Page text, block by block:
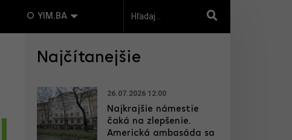
O YIM.BA
Najčítanejšie
26.07.2026 12:00
Najkrajšie námestie
čaká na zlepšenie.
Americká ambasáda sa